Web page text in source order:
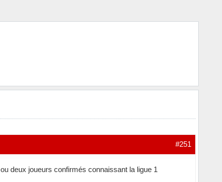
#251
deux joueurs confirmés connaissant la ligue 1